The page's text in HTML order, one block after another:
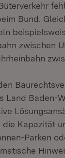
Bund.
zwischen
Land Baden-
Kapazität
Parken